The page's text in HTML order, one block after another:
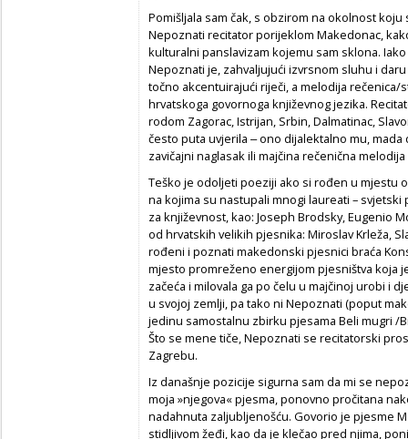
Pomišljala sam čak, s obzirom na okolnost koju
Nepoznati recitatorporijeklom Makedonac,
kulturalni panslavizam kojemu sam sklona.
Nepoznati je, zahvaljujući izvrsnom sluhu i
točno akcentuirajući riječi, a melodija rečenica/
hrvatskoga govornoga književnog jezika.
rodom Zagorac, Istrijan, Srbin, Dalmatinac,
često puta uvjerila ‒ ono dijalektalno mu,
zavičajni naglasak ili majčina rečenična
Teško je odoljeti poeziji ako si rođen u mjestu
na kojima su nastupali mnogi laureati –
za književnost, kao: Joseph Brodsky, Eugenio
od hrvatskih velikih pjesnika: Miroslav Krleža,
rođeni i poznati makedonski pjesnici braća
mjesto promreženo energijom pjesništva koja
začeća i milovala ga po čelu u majčinoj urobi i
u svojoj zemlji, pa tako ni Nepoznati (poput
jedinu samostalnu zbirku pjesama Beli mugri /
Što se mene tiče, Nepoznati se recitatorski
Zagrebu.
Iz današnje pozicije sigurna sam da mi se
moja »njegova« pjesma, ponovno pročitana
nadahnuta zaljubljenošću. Govorio je pjesme
stidljivom žeđi, kao da je klečao pred njima,